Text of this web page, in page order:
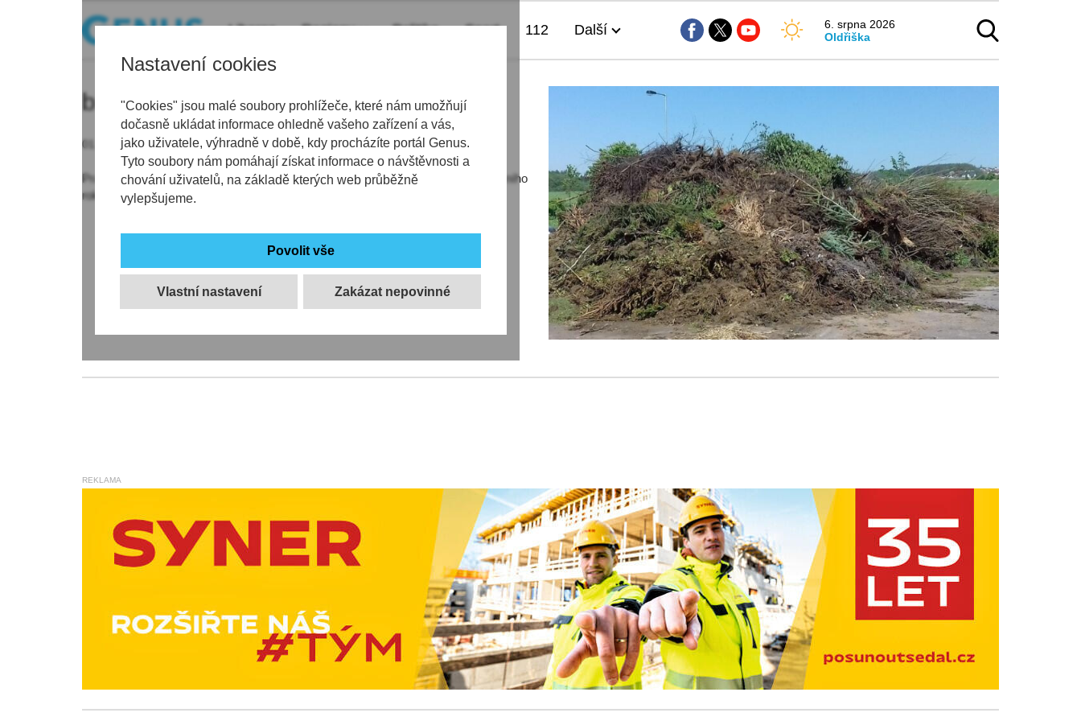
Nastavení cookies
"Cookies" jsou malé soubory prohlížeče, které nám umožňují
dočasně ukládat informace ohledně vašeho zařízení a vás,
jako uživatele, výhradně v době, kdy procházíte portál Genus.
Tyto soubory nám pomáhají získat informace o návštěvnosti a
chování uživatelů, na základě kterých web průběžně
vylepšujeme.
Vlastní nastavení
Liberec Regiony Politika Sport 112 Další
6. srpna 2026
Oldřiška
bio
01.11.2020 | 5:37
Pravidelný svoz biologicky rozložitelného odpadu potrvá do konce listopadu letošního
roku. Nový cyklus svozu začne znovu od dubna 2021.
REKLAMA